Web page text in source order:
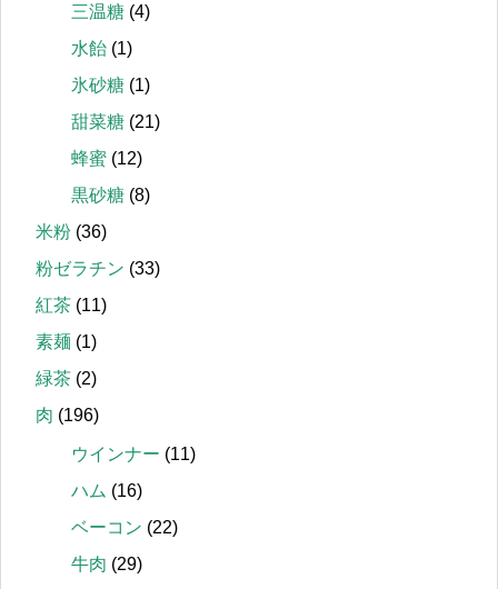
三温糖 (4)
水飴 (1)
氷砂糖 (1)
甜菜糖 (21)
蜂蜜 (12)
黒砂糖 (8)
米粉 (36)
粉ゼラチン (33)
紅茶 (11)
素麺 (1)
緑茶 (2)
肉 (196)
ウインナー (11)
ハム (16)
ベーコン (22)
牛肉 (29)